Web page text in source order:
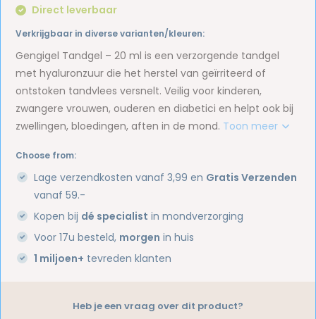
Direct leverbaar
Verkrijgbaar in diverse varianten/kleuren:
Gengigel Tandgel – 20 ml is een verzorgende tandgel
met hyaluronzuur die het herstel van geïrriteerd of
ontstoken tandvlees versnelt. Veilig voor kinderen,
zwangere vrouwen, ouderen en diabetici en helpt ook bij
zwellingen, bloedingen, aften in de mond. Toon meer
Choose from:
Lage verzendkosten vanaf 3,99 en Gratis Verzenden
vanaf 59.-
Kopen bij dé specialist in mondverzorging
Voor 17u besteld, morgen in huis
1 miljoen+ tevreden klanten
Heb je een vraag over dit product?